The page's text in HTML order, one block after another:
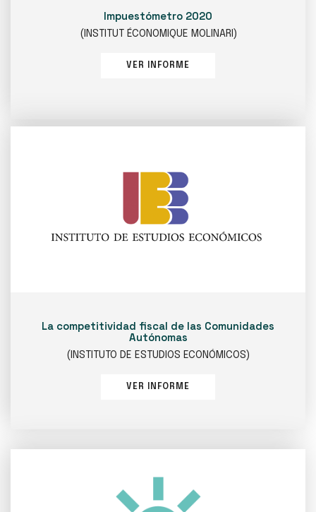
Impuestómetro 2020
(INSTITUT ÉCONOMIQUE MOLINARI)
VER INFORME
La competitividad fiscal de las Comunidades
Autónomas
(INSTITUTO DE ESTUDIOS ECONÓMICOS)
VER INFORME